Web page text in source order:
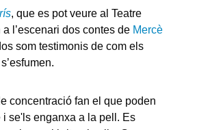
, que es pot veure al Teatre
l’escenari dos contes de Mercè
som testimonis de com els
concentració fan el que poden
se'ls enganxa a la pell. Es